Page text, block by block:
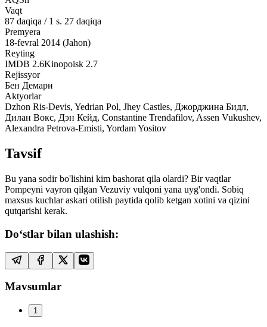
Vaqt
87 daqiqa / 1 s. 27 daqiqa
Premyera
18-fevral 2014 (Jahon)
Reyting
IMDB 2.6Kinopoisk 2.7
Rejissyor
Бен Демари
Aktyorlar
Dzhon Ris-Devis, Yedrian Pol, Jhey Castles, Джорджина Бидл,
Дилан Вокс, Дэн Кейд, Constantine Trendafilov, Assen Vukushev,
Alexandra Petrova-Emisti, Yordam Yositov
Tavsif
Bu yana sodir bo'lishini kim bashorat qila olardi? Bir vaqtlar
Pompeyni vayron qilgan Vezuviy vulqoni yana uyg'ondi. Sobiq
maxsus kuchlar askari otilish paytida qolib ketgan xotini va qizini
qutqarishi kerak.
Do‘stlar bilan ulashish:
Mavsumlar
1